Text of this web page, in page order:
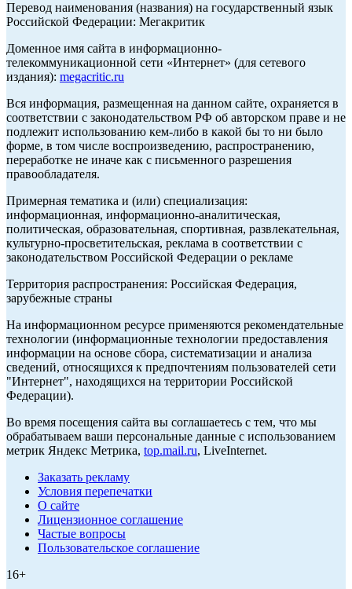
Перевод наименования (названия) на государственный язык
Российской Федерации: Мегакритик
Доменное имя сайта в информационно-
телекоммуникационной сети «Интернет» (для сетевого
издания): megacritic.ru
Вся информация, размещенная на данном сайте, охраняется в
соответствии с законодательством РФ об авторском праве и не
подлежит использованию кем-либо в какой бы то ни было
форме, в том числе воспроизведению, распространению,
переработке не иначе как с письменного разрешения
правообладателя.
Примерная тематика и (или) специализация:
информационная, информационно-аналитическая,
политическая, образовательная, спортивная, развлекательная,
культурно-просветительская, реклама в соответствии с
законодательством Российской Федерации о рекламе
Территория распространения: Российская Федерация,
зарубежные страны
На информационном ресурсе применяются рекомендательные
технологии (информационные технологии предоставления
информации на основе сбора, систематизации и анализа
сведений, относящихся к предпочтениям пользователей сети
"Интернет", находящихся на территории Российской
Федерации).
Во время посещения сайта вы соглашаетесь с тем, что мы
обрабатываем ваши персональные данные с использованием
метрик Яндекс Метрика, top.mail.ru, LiveInternet.
Заказать рекламу
Условия перепечатки
О сайте
Лицензионное соглашение
Частые вопросы
Пользовательское соглашение
16+